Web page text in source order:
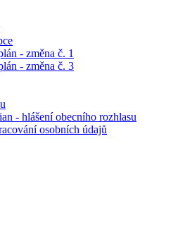
- změna č. 1
- změna č. 3
- hlášení obecního rozhlasu
osobních údajů